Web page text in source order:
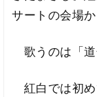
サートの会場
歌うのは「道
紅白では初め